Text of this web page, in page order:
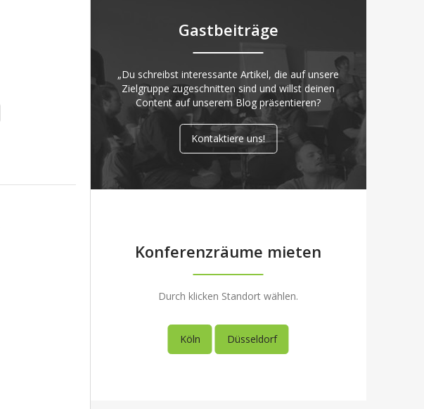
Gastbeiträge
„Du schreibst interessante Artikel, die auf unsere
Zielgruppe zugeschnitten sind und willst deinen
Content auf unserem Blog präsentieren?
Kontaktiere uns!
Konferenzräume mieten
Durch klicken Standort wählen.
Köln Düsseldorf